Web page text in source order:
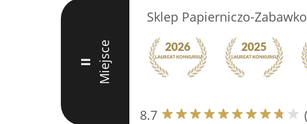
II Miejsce
Sklep Papierniczo-
8.7